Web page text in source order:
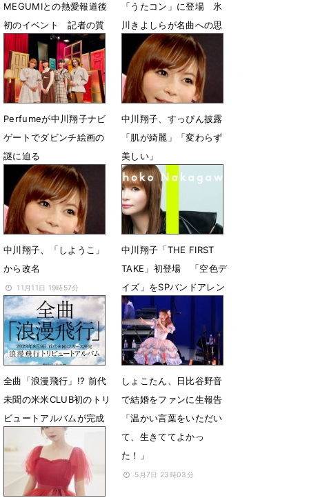
MEGUMIとの熱愛報道後
初のイベント 記者の質
問に戸惑いつつ笑顔
3月6日 19時21分
「うたコン」に登場 氷
川きよしらが名曲への思
いを語る
7月15日 11時40分
Perfumeが中川翔子ナビ
ゲートでダビンチ絵画の
謎に迫る
5月31日 07時00分
中川翔子、すっぴん披露
「肌が綺麗」「変わらず
美しい」
1月19日 08時24分
中川翔子、「しようこ」
から改名
11月11日 19時57分
中川翔子「THE FIRST
TAKE」初登場 「空色デ
イズ」をSPバンドアレン
ジで一発撮り
10月20日 18時34分
全曲「浪漫飛行」!? 前代
未聞の米米CLUB初のトリ
ビュートアルバムが完成
6月14日 13時32分
しょこたん、日比谷野音
で結婚をファンに生報告
「温かい言葉をいただい
て、生きててよかっ
た！」
5月7日 23時03分